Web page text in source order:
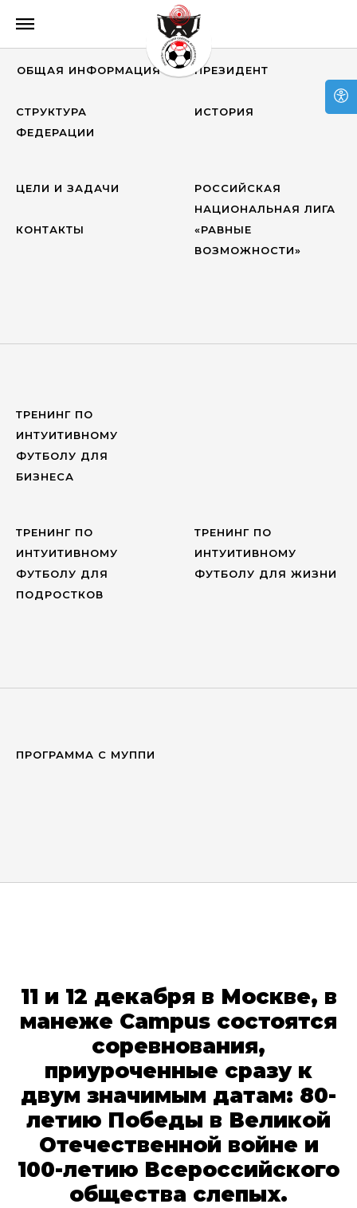
ОБЩАЯ ИНФОРМАЦИЯ
СТРУКТУРА
ФЕДЕРАЦИИ
ПРЕЗИДЕНТ
ИСТОРИЯ
ЦЕЛИ И ЗАДАЧИ
КОНТАКТЫ
РОССИЙСКАЯ
НАЦИОНАЛЬНАЯ ЛИГА
«РАВНЫЕ
ВОЗМОЖНОСТИ»
ТРЕНИНГ ПО
ИНТУИТИВНОМУ
ФУТБОЛУ ДЛЯ
БИЗНЕСА
ТРЕНИНГ ПО
ИНТУИТИВНОМУ
ФУТБОЛУ ДЛЯ
ПОДРОСТКОВ
ТРЕНИНГ ПО
ИНТУИТИВНОМУ
ФУТБОЛУ ДЛЯ ЖИЗНИ
ПРОГРАММА С МУППИ
11 и 12 декабря в Москве, в
манеже Campus состоятся
соревнования,
приуроченные сразу к
двум значимым датам: 80-
летию Победы в Великой
Отечественной войне и
100-летию Всероссийского
общества слепых.